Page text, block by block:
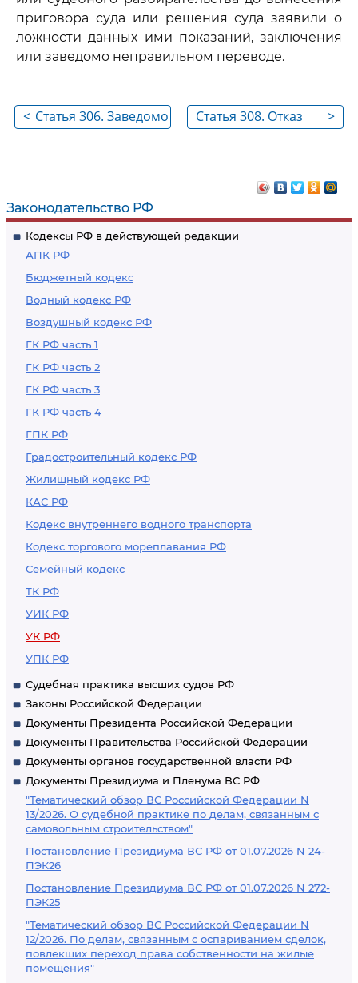
Законодательство РФ
Кодексы РФ в действующей редакции
АПК РФ
Бюджетный кодекс
Водный кодекс РФ
Воздушный кодекс РФ
ГК РФ часть 1
ГК РФ часть 2
ГК РФ часть 3
ГК РФ часть 4
ГПК РФ
Градостроительный кодекс РФ
Жилищный кодекс РФ
КАС РФ
Кодекс внутреннего водного транспорта
Кодекс торгового мореплавания РФ
Семейный кодекс
ТК РФ
УИК РФ
УК РФ
УПК РФ
Судебная практика высших судов РФ
Законы Российской Федерации
Документы Президента Российской Федерации
Документы Правительства Российской Федерации
Документы органов государственной власти РФ
Документы Президиума и Пленума ВС РФ
"Тематический обзор ВС Российской Федерации N
13/2026. О судебной практике по делам, связанным с
самовольным строительством"
Постановление Президиума ВС РФ от 01.07.2026 N 24-
ПЭК26
Постановление Президиума ВС РФ от 01.07.2026 N 272-
ПЭК25
"Тематический обзор ВС Российской Федерации N
12/2026. По делам, связанным с оспариванием сделок,
повлекших переход права собственности на жилые
помещения"
приговора суда или решения суда заявили о
ложности данных ими показаний, заключения
или заведомо неправильном переводе.
< Статья 306. Заведомо
>
Статья 308. Отказ
дачи показаний